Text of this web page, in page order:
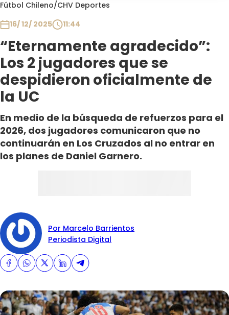
Fútbol Chileno/CHV Deportes
16/ 12/ 2025
11:44
“Eternamente agradecido”:
Los 2 jugadores que se
despidieron oficialmente de
la UC
En medio de la búsqueda de refuerzos para el
2026, dos jugadores comunicaron que no
continuarán en Los Cruzados al no entrar en
los planes de Daniel Garnero.
Por Marcelo Barrientos
Periodista Digital
Programas
Club De La Comedia
Contigo en Directo
Plan Perfecto
El Tiempo
Sabingo
Todos Los Programas